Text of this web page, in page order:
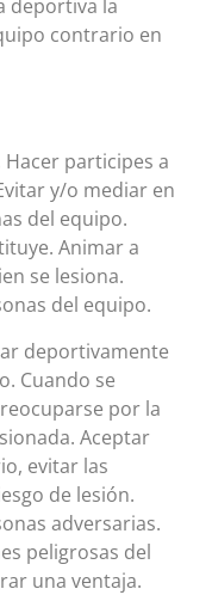
deportiva la
contrario en
Hacer participes a
y/o mediar en
del equipo.
Animar a
se lesiona.
del equipo.
deportivamente
Cuando se
por la
Aceptar
evitar las
de lesión.
adversarias.
peligrosas del
una ventaja.